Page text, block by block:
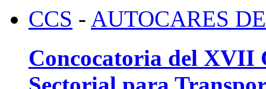
CCS - AUTOCARES
Concocatoria del XVII